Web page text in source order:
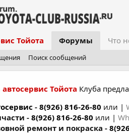
Тойота Форумы Что
Поиск сообщений
автосервис Тойота Клуба
- 8(926) 816-26-80 или |
- 8(926) 816-26-80 или |
ремонт и покраска -